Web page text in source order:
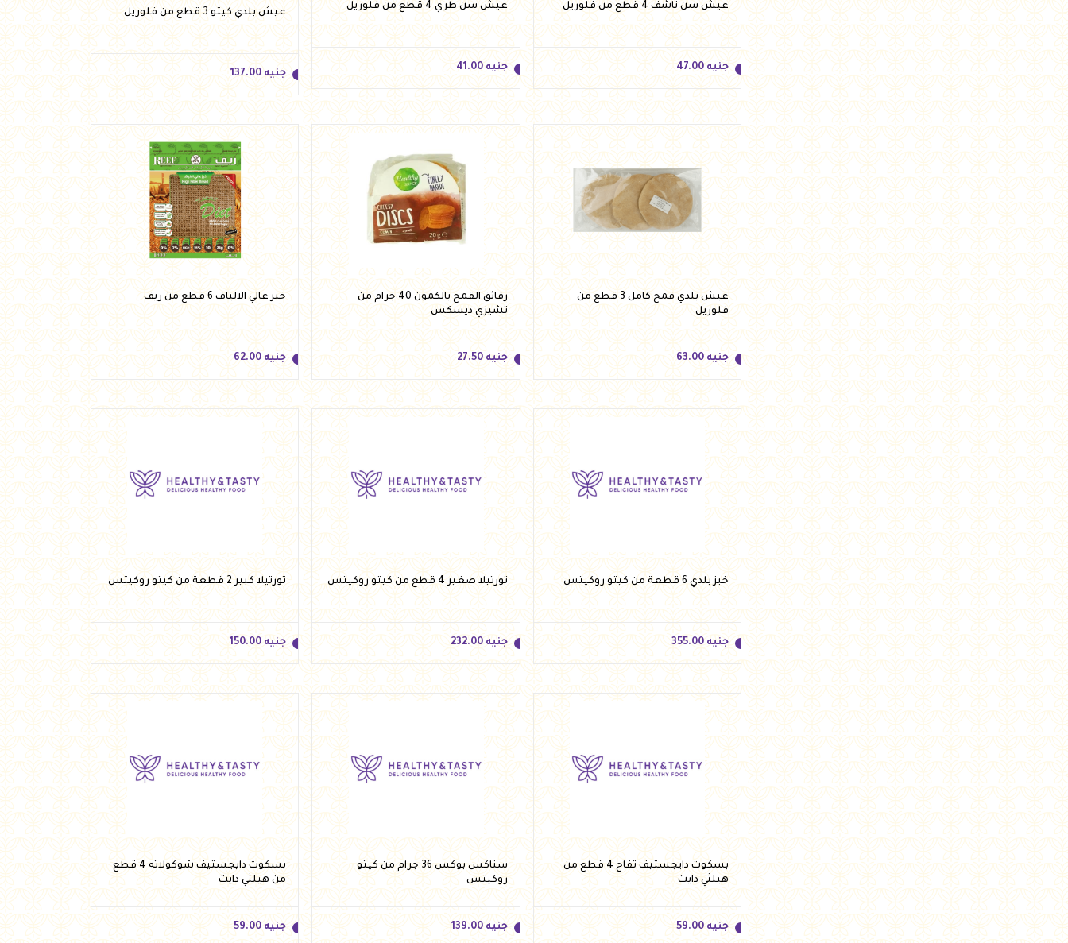
عيش سن ناشف 4 قطع من فلوريل
جنيه 47.00
جنيه 47.00
أضف للسلة
عيش سن طري 4 قطع من فلوريل
جنيه 41.00
جنيه 41.00
أضف للسلة
عيش بلدي كيتو 3 قطع من فلوريل
جنيه 137.00
جنيه 137.00
أضف للسلة
عيش بلدي قمح كامل 3 قطع من
فلوريل
جنيه 63.00
جنيه 63.00
رقائق القمح بالكمون 40 جرام من
تشيزي ديسكس
جنيه 27.50
جنيه 27.50
خبز عالي الالياف 6 قطع من ريف
جنيه 62.00
جنيه 62.00
خبز بلدي 6 قطعة من كيتو روكيتس
جنيه 355.00
جنيه 355.00
تورتيلا صغير 4 قطع من كيتو روكيتس
جنيه 232.00
جنيه 232.00
تورتيلا كبير 2 قطعة من كيتو روكيتس
جنيه 150.00
جنيه 150.00
بسكوت دايجستيف تفاح 4 قطع من
هيلثي دايت
جنيه 59.00
سناكس بوكس 36 جرام من كيتو
روكيتس
جنيه 139.00
بسكوت دايجستيف شوكولاته 4 قطع
من هيلثي دايت
جنيه 59.00